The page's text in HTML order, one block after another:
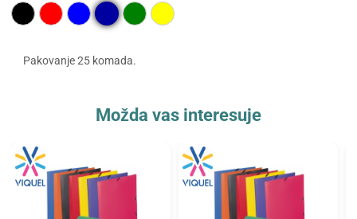
Pakovanje 25 komada.
Možda vas interesuje